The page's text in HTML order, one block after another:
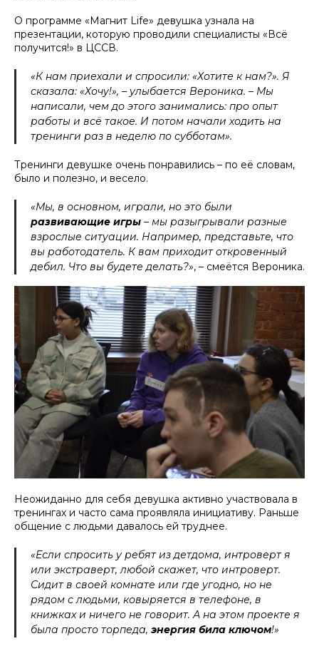
О программе «Магнит Life» девушка узнала на
презентации, которую проводили специалисты «Всё
получится!» в ЦССВ.
«К нам приехали и спросили: «Хотите к нам?». Я
сказала: «Хочу!», – улыбается Вероника. – Мы
написали, чем до этого занимались: про опыт
работы и всё такое. И потом начали ходить на
тренинги раз в неделю по субботам».
Тренинги девушке очень понравились – по её словам,
было и полезно, и весело.
«Мы, в основном, играли, но это были
развивающие игры – мы разыгрывали разные
взрослые ситуации. Например, представьте, что
вы работодатель. К вам приходит откровенный
дебил. Что вы будете делать?», – смеётся Вероника.
Неожиданно для себя девушка активно участвовала в
тренингах и часто сама проявляла инициативу. Раньше
общение с людьми давалось ей труднее.
«Если спросить у ребят из детдома, интроверт я
или экстраверт, любой скажет, что интроверт.
Сидит в своей комнате или где угодно, но не
рядом с людьми, ковыряется в телефоне, в
книжках и ничего не говорит. А на этом проекте я
была просто торпеда, энергия била ключом!»